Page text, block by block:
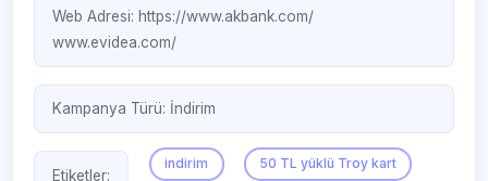
Web Adresi: https://www.akbank.com/
www.evidea.com/‎
Kampanya Türü: İndirim
Etiketler:
indirim 50 TL yüklü Troy kart